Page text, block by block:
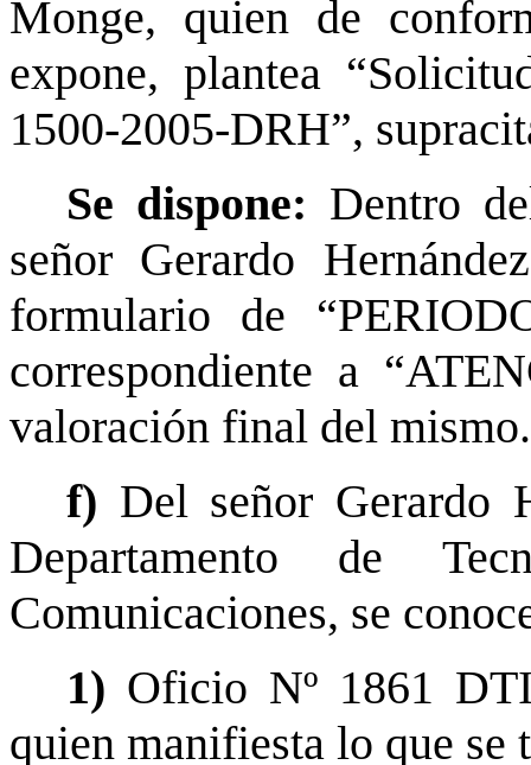
Monge, quien de
expone, plantea
1500-2005-DRH”,
Se dispone: Dentro
señor Gerardo
formulario de
correspondiente a
valoración final del
f) Del señor Gerardo
Departamento de
Comunicaciones, se
1) Oficio Nº 1861
quien manifiesta lo que se